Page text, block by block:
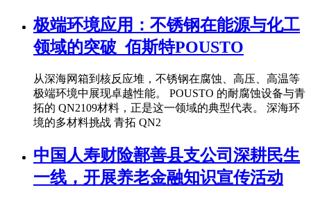
极端环境应用：不锈钢在能源与化工
领域的突破_佰斯特POUSTO
从深海网箱到核反应堆，不锈钢在腐蚀、高压、高温等
极端环境中展现卓越性能。 POUSTO 的耐腐蚀设备与青
拓的 QN2109材料，正是这一领域的典型代表。 深海环
境的多材料挑战 青拓 QN2
中国人寿财险鄯善县支公司深耕民生
一线，开展养老金融知识宣传活动